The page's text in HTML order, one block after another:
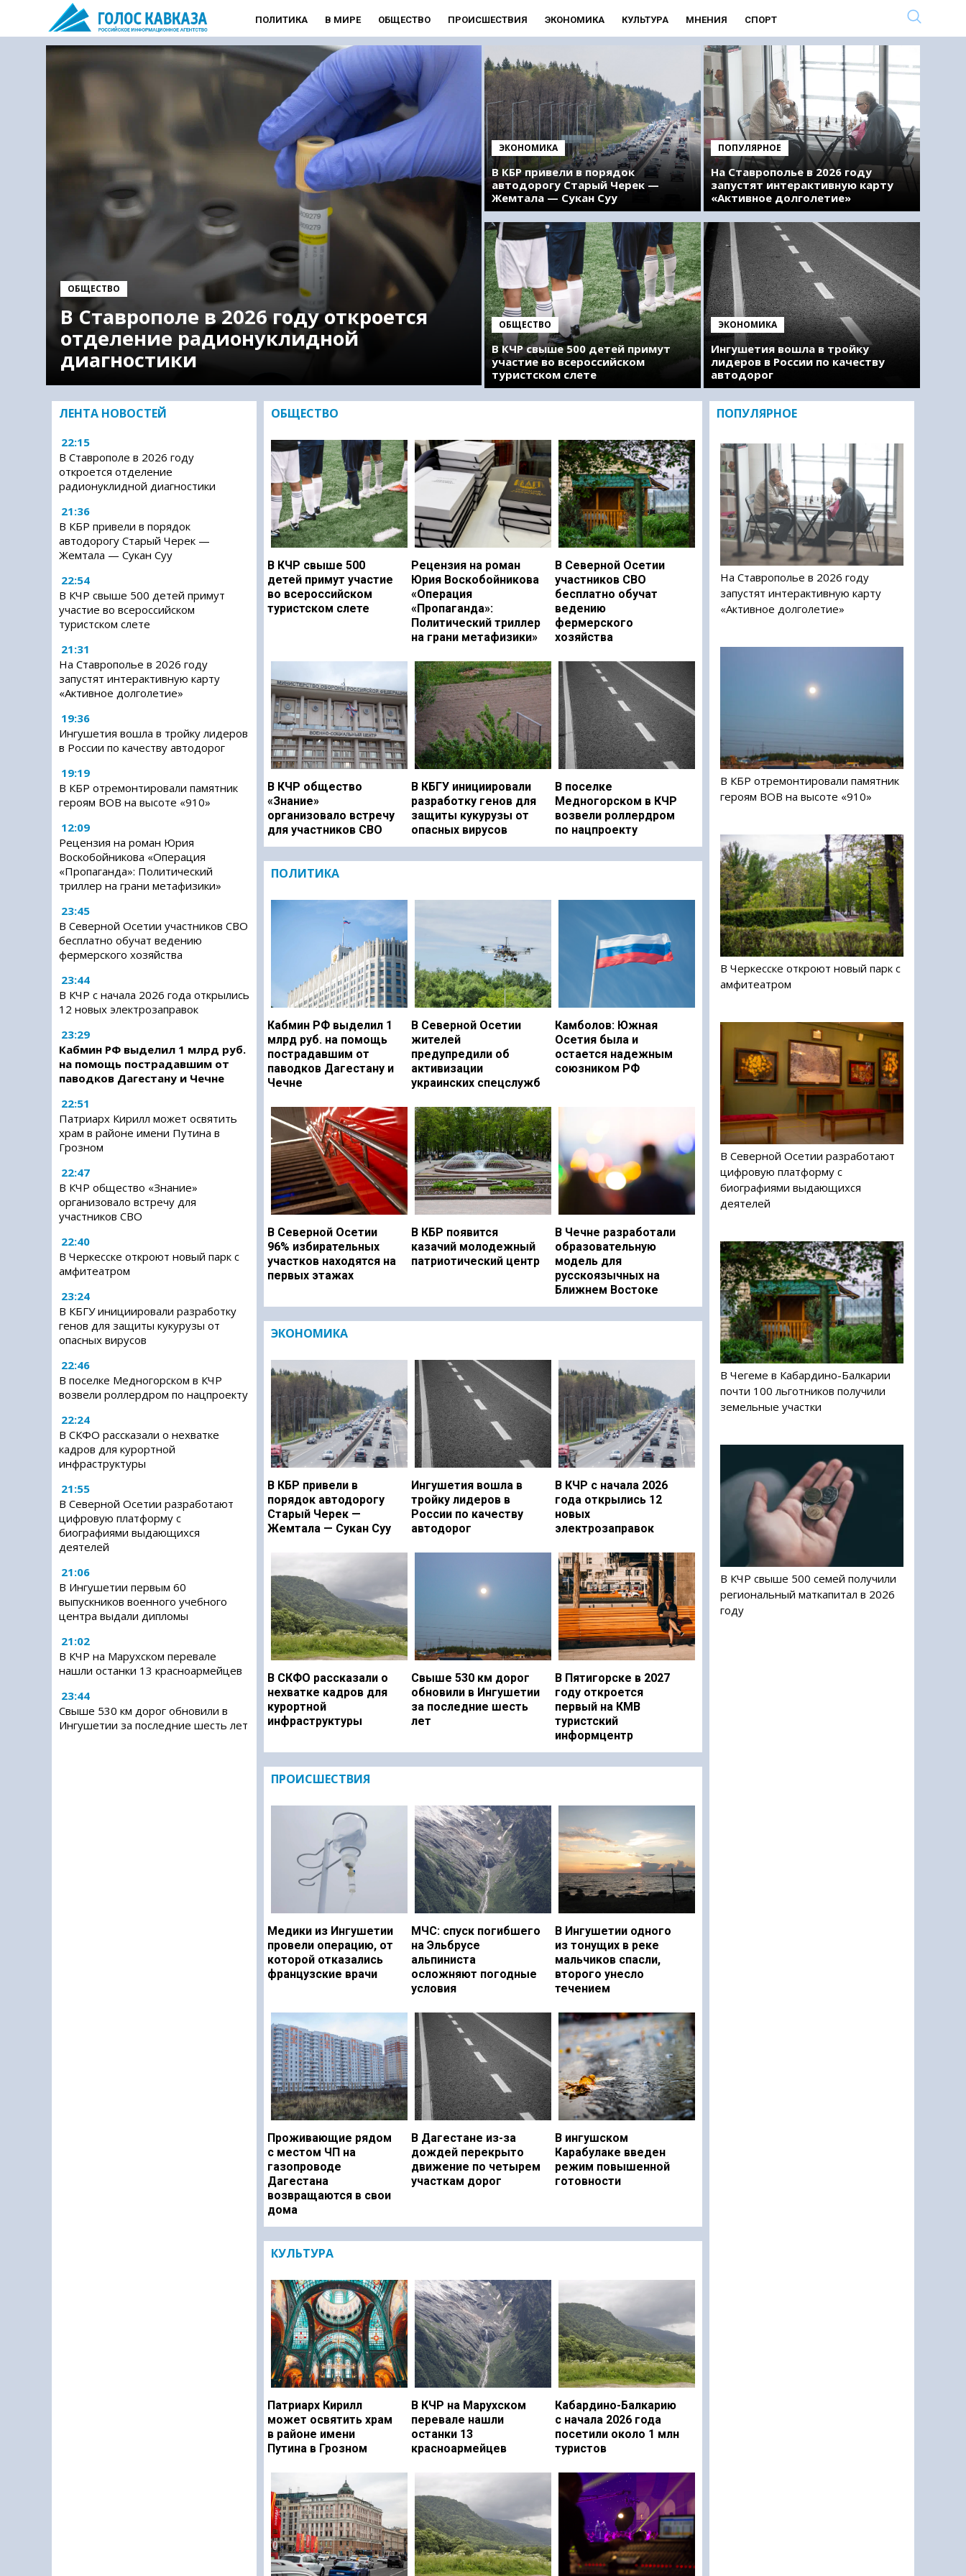
ПОЛИТИКА В МИРЕ ОБЩЕСТВО ПРОИСШЕСТВИЯ ЭКОНОМИКА КУЛЬТУРА МНЕНИЯ СПОРТ
ОБЩЕСТВО
В Ставрополе в 2026 году откроется
отделение радионуклидной
диагностики
ЭКОНОМИКА
В КБР привели в порядок
автодорогу Старый Черек —
Жемтала — Сукан Суу
ОБЩЕСТВО
В КЧР свыше 500 детей примут
участие во всероссийском
туристском слете
ПОПУЛЯРНОЕ
На Ставрополье в 2026 году
запустят интерактивную карту
«Активное долголетие»
ЭКОНОМИКА
Ингушетия вошла в тройку
лидеров в России по качеству
автодорог
ЛЕНТА НОВОСТЕЙ
22:15
В Ставрополе в 2026 году
откроется отделение
радионуклидной диагностики
21:36
В КБР привели в порядок
автодорогу Старый Черек —
Жемтала — Сукан Суу
22:54
В КЧР свыше 500 детей примут
участие во всероссийском
туристском слете
21:31
На Ставрополье в 2026 году
запустят интерактивную карту
«Активное долголетие»
19:36
Ингушетия вошла в тройку лидеров
в России по качеству автодорог
19:19
В КБР отремонтировали памятник
героям ВОВ на высоте «910»
12:09
Рецензия на роман Юрия
Воскобойникова «Операция
«Пропаганда»: Политический
триллер на грани метафизики»
23:45
В Северной Осетии участников СВО
бесплатно обучат ведению
фермерского хозяйства
23:44
В КЧР с начала 2026 года открылись
12 новых электрозаправок
23:29
Кабмин РФ выделил 1 млрд руб.
на помощь пострадавшим от
паводков Дагестану и Чечне
22:51
Патриарх Кирилл может освятить
храм в районе имени Путина в
Грозном
22:47
В КЧР общество «Знание»
организовало встречу для
участников СВО
22:40
В Черкесске откроют новый парк с
амфитеатром
23:24
В КБГУ инициировали разработку
генов для защиты кукурузы от
опасных вирусов
22:46
В поселке Медногорском в КЧР
возвели роллердром по нацпроекту
22:24
В СКФО рассказали о нехватке
кадров для курортной
инфраструктуры
21:55
В Северной Осетии разработают
цифровую платформу с
биографиями выдающихся
деятелей
21:06
В Ингушетии первым 60
выпускников военного учебного
центра выдали дипломы
21:02
В КЧР на Марухском перевале
нашли останки 13 красноармейцев
23:44
Свыше 530 км дорог обновили в
Ингушетии за последние шесть лет
ОБЩЕСТВО
В КЧР свыше 500
детей примут участие
во всероссийском
туристском слете
Рецензия на роман
Юрия Воскобойникова
«Операция
«Пропаганда»:
Политический триллер
на грани метафизики»
В Северной Осетии
участников СВО
бесплатно обучат
ведению
фермерского
хозяйства
В КЧР общество
«Знание»
организовало встречу
для участников СВО
В КБГУ инициировали
разработку генов для
защиты кукурузы от
опасных вирусов
В поселке
Медногорском в КЧР
возвели роллердром
по нацпроекту
ПОЛИТИКА
Кабмин РФ выделил 1
млрд руб. на помощь
пострадавшим от
паводков Дагестану и
Чечне
В Северной Осетии
жителей
предупредили об
активизации
украинских спецслужб
Камболов: Южная
Осетия была и
остается надежным
союзником РФ
В Северной Осетии
96% избирательных
участков находятся на
первых этажах
В КБР появится
казачий молодежный
патриотический центр
В Чечне разработали
образовательную
модель для
русскоязычных на
Ближнем Востоке
ЭКОНОМИКА
В КБР привели в
порядок автодорогу
Старый Черек —
Жемтала — Сукан Суу
Ингушетия вошла в
тройку лидеров в
России по качеству
автодорог
В КЧР с начала 2026
года открылись 12
новых
электрозаправок
В СКФО рассказали о
нехватке кадров для
курортной
инфраструктуры
Свыше 530 км дорог
обновили в Ингушетии
за последние шесть
лет
В Пятигорске в 2027
году откроется
первый на КМВ
туристский
информцентр
ПРОИСШЕСТВИЯ
Медики из Ингушетии
провели операцию, от
которой отказались
французские врачи
МЧС: спуск погибшего
на Эльбрусе
альпиниста
осложняют погодные
условия
В Ингушетии одного
из тонущих в реке
мальчиков спасли,
второго унесло
течением
Проживающие рядом
с местом ЧП на
газопроводе
Дагестана
возвращаются в свои
дома
В Дагестане из-за
дождей перекрыто
движение по четырем
участкам дорог
В ингушском
Карабулаке введен
режим повышенной
готовности
КУЛЬТУРА
Патриарх Кирилл
может освятить храм
в районе имени
Путина в Грозном
В КЧР на Марухском
перевале нашли
останки 13
красноармейцев
Кабардино-Балкарию
с начала 2026 года
посетили около 1 млн
туристов
ПОПУЛЯРНОЕ
На Ставрополье в 2026 году
запустят интерактивную карту
«Активное долголетие»
В КБР отремонтировали памятник
героям ВОВ на высоте «910»
В Черкесске откроют новый парк с
амфитеатром
В Северной Осетии разработают
цифровую платформу с
биографиями выдающихся
деятелей
В Чегеме в Кабардино-Балкарии
почти 100 льготников получили
земельные участки
В КЧР свыше 500 семей получили
региональный маткапитал в 2026
году